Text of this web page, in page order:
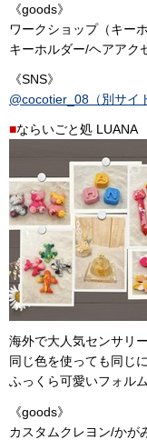
《goods》
ワークショップ（キー
キーホルダー/ヘアアク
《SNS》
@cocotier_08（別サイ
■ならいごと処 LUANA
海外で大人気センサリー
同じ色を使っても同じ
ふっくら可愛いフォル
《goods》
カスタムクレヨン/かが